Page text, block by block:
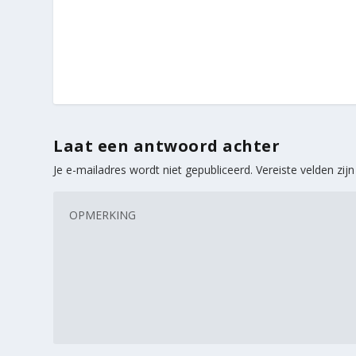
Laat een antwoord achter
Je e-mailadres wordt niet gepubliceerd. Vereiste velden